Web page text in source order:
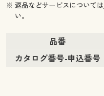
※ 返品などサービスについては
い。
品番
カタログ番号-申込番号